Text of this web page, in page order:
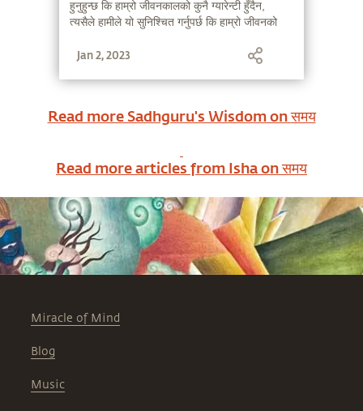
हुनुहुन्छ कि हाम्रो जीवनकालको कुनै ग्यारेन्टी हुँदैन,
त्यसैले हामीले यो सुनिश्चित गर्नुपर्छ कि हाम्रो जीवनको
Jan 2, 2023
Read more Sadhguru's Wisdom onसमय
Read more articles from Isha onसमय
Miracle of Mind
Blog
Music